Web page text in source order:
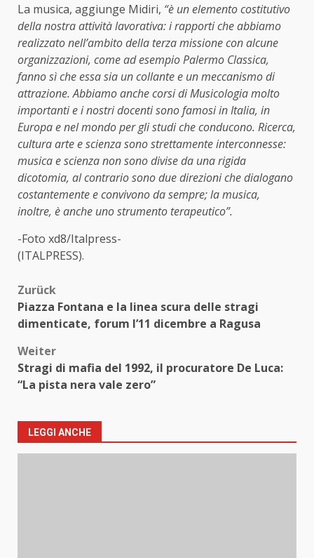
La musica, aggiunge Midiri, “è un elemento costitutivo
della nostra attività lavorativa: i rapporti che abbiamo
realizzato nell’ambito della terza missione con alcune
organizzazioni, come ad esempio Palermo Classica,
fanno sì che essa sia un collante e un meccanismo di
attrazione. Abbiamo anche corsi di Musicologia molto
importanti e i nostri docenti sono famosi in Italia, in
Europa e nel mondo per gli studi che conducono. Ricerca,
cultura arte e scienza sono strettamente interconnesse:
musica e scienza non sono divise da una rigida
dicotomia, al contrario sono due direzioni che dialogano
costantemente e convivono da sempre; la musica,
inoltre, è anche uno strumento terapeutico”.
-Foto xd8/Italpress-
(ITALPRESS).
Beitragsnavigation
Zurück
Piazza Fontana e la linea scura delle stragi
dimenticate, forum l’11 dicembre a Ragusa
Weiter
Stragi di mafia del 1992, il procuratore De Luca:
“La pista nera vale zero”
LEGGI ANCHE